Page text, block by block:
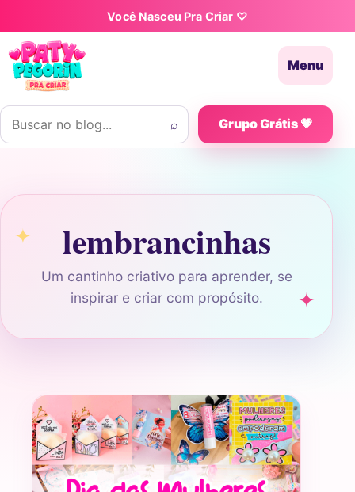
Pular para o conteúdoVocê Nasceu Pra Criar ♡
Menu
Buscar por:
⌕ Grupo Grátis 💗
lembrancinhas
Um cantinho criativo para aprender, se
inspirar e criar com propósito.